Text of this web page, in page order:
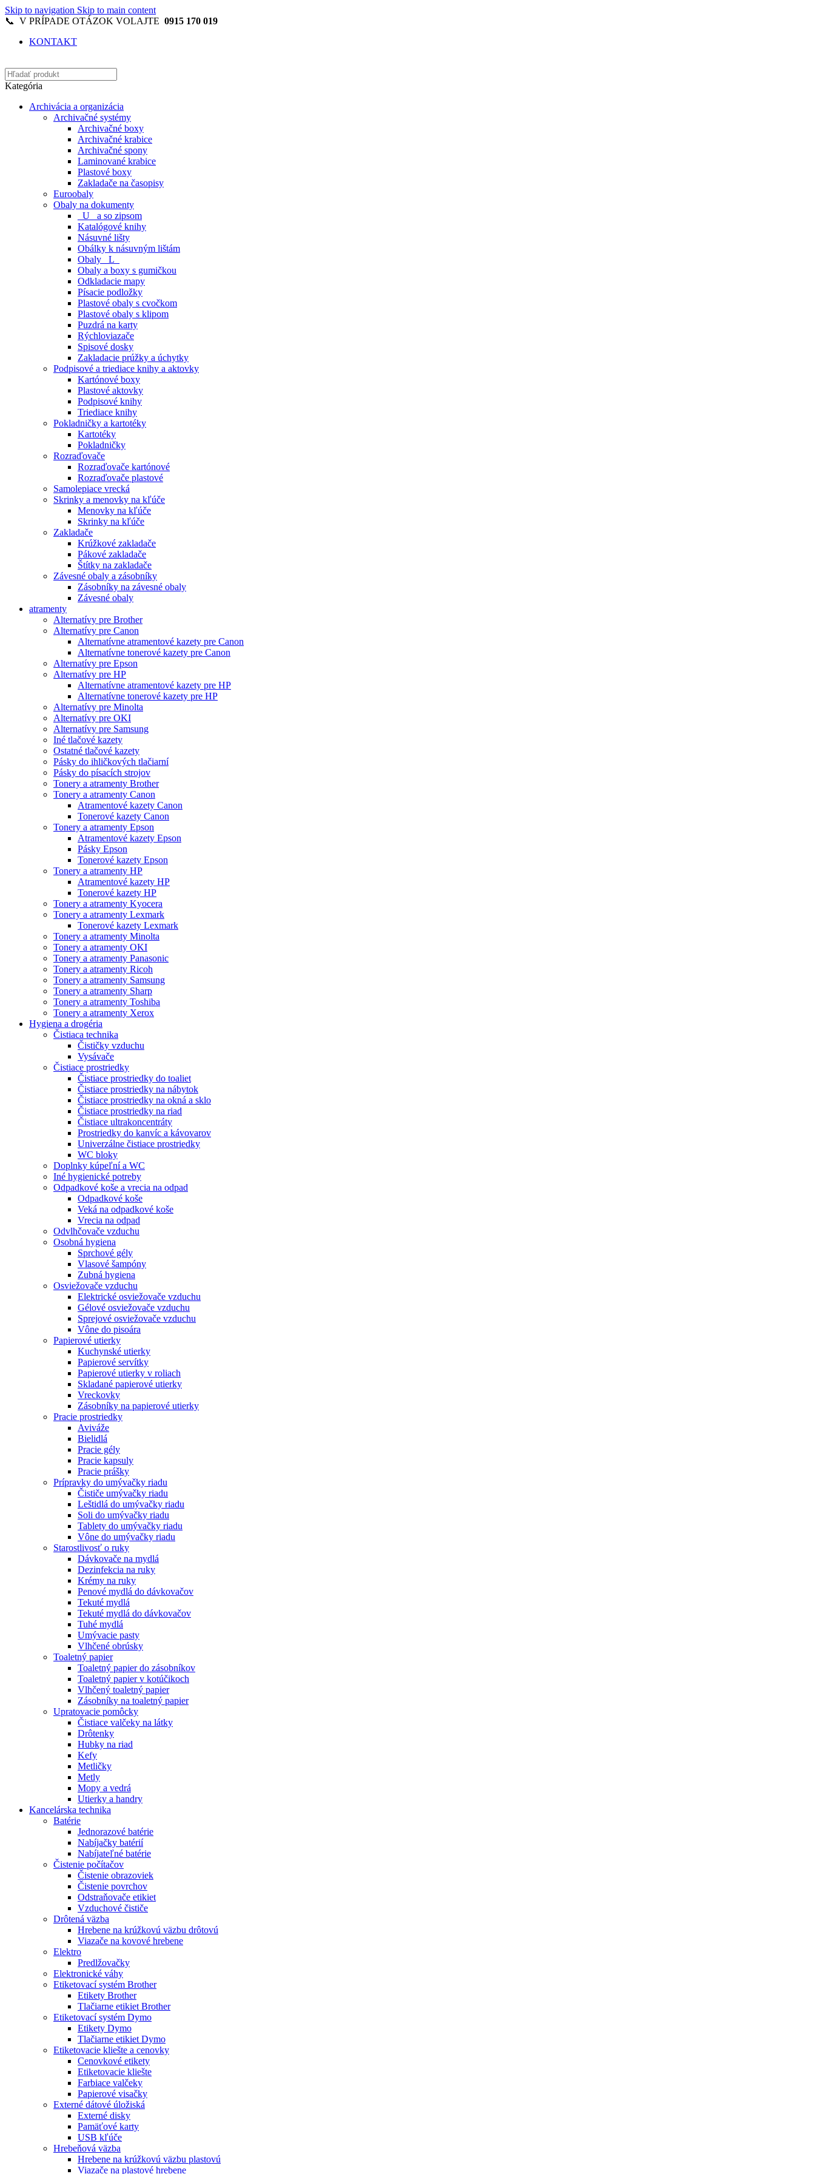
Skip to navigation Skip to main content
📞 V PRÍPADE OTÁZOK VOLAJTE 0915 170 019
KONTAKT
Kategória
Archivácia a organizácia
Archivačné systémy
Archivačné boxy
Archivačné krabice
Archivačné spony
Laminované krabice
Plastové boxy
Zakladače na časopisy
Euroobaly
Obaly na dokumenty
_U_ a so zipsom
Katalógové knihy
Násuvné lišty
Obálky k násuvným lištám
Obaly _L_
Obaly a boxy s gumičkou
Odkladacie mapy
Písacie podložky
Plastové obaly s cvočkom
Plastové obaly s klipom
Puzdrá na karty
Rýchloviazače
Spisové dosky
Zakladacie prúžky a úchytky
Podpisové a triediace knihy a aktovky
Kartónové boxy
Plastové aktovky
Podpisové knihy
Triediace knihy
Pokladničky a kartotéky
Kartotéky
Pokladničky
Rozraďovače
Rozraďovače kartónové
Rozraďovače plastové
Samolepiace vrecká
Skrinky a menovky na kľúče
Menovky na kľúče
Skrinky na kľúče
Zakladače
Krúžkové zakladače
Pákové zakladače
Štítky na zakladače
Závesné obaly a zásobníky
Zásobníky na závesné obaly
Závesné obaly
atramenty
Alternatívy pre Brother
Alternatívy pre Canon
Alternatívne atramentové kazety pre Canon
Alternatívne tonerové kazety pre Canon
Alternatívy pre Epson
Alternatívy pre HP
Alternatívne atramentové kazety pre HP
Alternatívne tonerové kazety pre HP
Alternatívy pre Minolta
Alternatívy pre OKI
Alternatívy pre Samsung
Iné tlačové kazety
Ostatné tlačové kazety
Pásky do ihličkových tlačiarní
Pásky do písacích strojov
Tonery a atramenty Brother
Tonery a atramenty Canon
Atramentové kazety Canon
Tonerové kazety Canon
Tonery a atramenty Epson
Atramentové kazety Epson
Pásky Epson
Tonerové kazety Epson
Tonery a atramenty HP
Atramentové kazety HP
Tonerové kazety HP
Tonery a atramenty Kyocera
Tonery a atramenty Lexmark
Tonerové kazety Lexmark
Tonery a atramenty Minolta
Tonery a atramenty OKI
Tonery a atramenty Panasonic
Tonery a atramenty Ricoh
Tonery a atramenty Samsung
Tonery a atramenty Sharp
Tonery a atramenty Toshiba
Tonery a atramenty Xerox
Hygiena a drogéria
Čistiaca technika
Čističky vzduchu
Vysávače
Čistiace prostriedky
Čistiace prostriedky do toaliet
Čistiace prostriedky na nábytok
Čistiace prostriedky na okná a sklo
Čistiace prostriedky na riad
Čistiace ultrakoncentráty
Prostriedky do kanvíc a kávovarov
Univerzálne čistiace prostriedky
WC bloky
Doplnky kúpeľní a WC
Iné hygienické potreby
Odpadkové koše a vrecia na odpad
Odpadkové koše
Veká na odpadkové koše
Vrecia na odpad
Odvlhčovače vzduchu
Osobná hygiena
Sprchové gély
Vlasové šampóny
Zubná hygiena
Osviežovače vzduchu
Elektrické osviežovače vzduchu
Gélové osviežovače vzduchu
Sprejové osviežovače vzduchu
Vône do pisoára
Papierové utierky
Kuchynské utierky
Papierové servítky
Papierové utierky v roliach
Skladané papierové utierky
Vreckovky
Zásobníky na papierové utierky
Pracie prostriedky
Aviváže
Bielidlá
Pracie gély
Pracie kapsuly
Pracie prášky
Prípravky do umývačky riadu
Čističe umývačky riadu
Leštidlá do umývačky riadu
Soli do umývačky riadu
Tablety do umývačky riadu
Vône do umývačky riadu
Starostlivosť o ruky
Dávkovače na mydlá
Dezinfekcia na ruky
Krémy na ruky
Penové mydlá do dávkovačov
Tekuté mydlá
Tekuté mydlá do dávkovačov
Tuhé mydlá
Umývacie pasty
Vlhčené obrúsky
Toaletný papier
Toaletný papier do zásobníkov
Toaletný papier v kotúčikoch
Vlhčený toaletný papier
Zásobníky na toaletný papier
Upratovacie pomôcky
Čistiace valčeky na látky
Drôtenky
Hubky na riad
Kefy
Metličky
Metly
Mopy a vedrá
Utierky a handry
Kancelárska technika
Batérie
Jednorazové batérie
Nabíjačky batérií
Nabíjateľné batérie
Čistenie počítačov
Čistenie obrazoviek
Čistenie povrchov
Odstraňovače etikiet
Vzduchové čističe
Drôtená väzba
Hrebene na krúžkovú väzbu drôtovú
Viazače na kovové hrebene
Elektro
Predlžovačky
Elektronické váhy
Etiketovací systém Brother
Etikety Brother
Tlačiarne etikiet Brother
Etiketovací systém Dymo
Etikety Dymo
Tlačiarne etikiet Dymo
Etiketovacie kliešte a cenovky
Cenovkové etikety
Etiketovacie kliešte
Farbiace valčeky
Papierové visačky
Externé dátové úložiská
Externé disky
Pamäťové karty
USB kľúče
Hrebeňová väzba
Hrebene na krúžkovú väzbu plastovú
Viazače na plastové hrebene